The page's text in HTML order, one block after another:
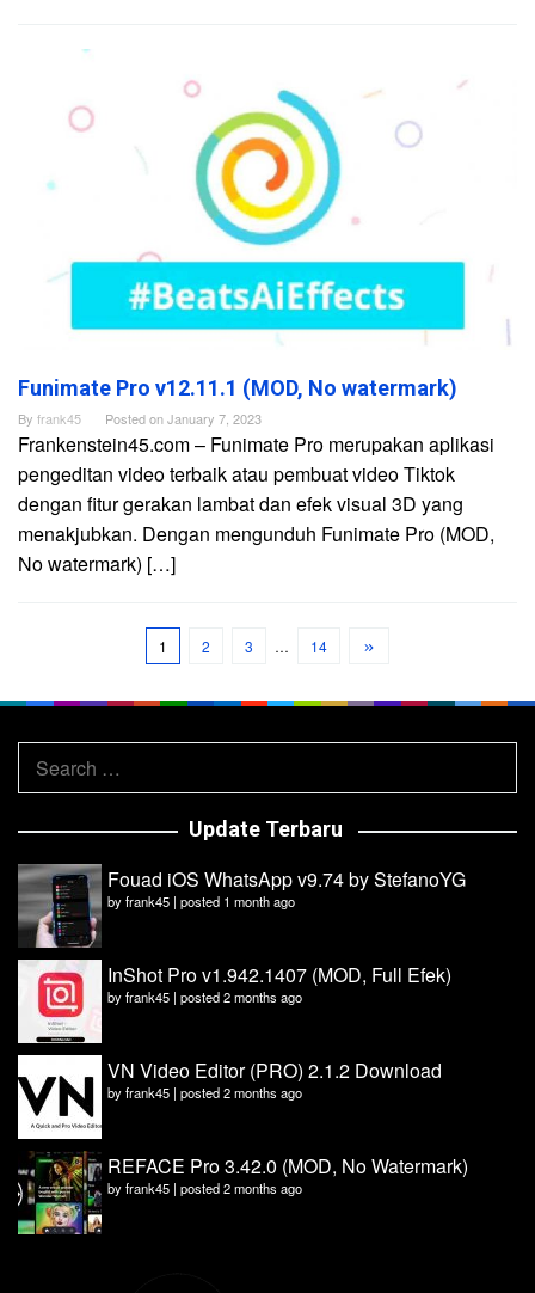
Funimate Pro v12.11.1 (MOD, No watermark)
By frank45 Posted onJanuary 7, 2023
Frankenstein45.com – Funimate Pro merupakan aplikasi
pengeditan video terbaik atau pembuat video Tiktok
dengan fitur gerakan lambat dan efek visual 3D yang
menakjubkan. Dengan mengunduh Funimate Pro (MOD,
No watermark) […]
1 2 3 … 14
Search
for:
Update Terbaru
Fouad iOS WhatsApp v9.74 by StefanoYG
byfrank45 | posted 1 month ago
InShot Pro v1.942.1407 (MOD, Full Efek)
byfrank45 | posted 2 months ago
VN Video Editor (PRO) 2.1.2 Download
byfrank45 | posted 2 months ago
REFACE Pro 3.42.0 (MOD, No Watermark)
byfrank45 | posted 2 months ago